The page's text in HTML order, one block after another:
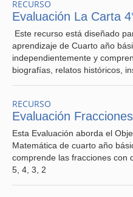
RECURSO
Evaluación La Carta
Este recurso está diseñado
aprendizaje de Cuarto año
independientemente y
biografías, relatos históricos,
RECURSO
Evaluación
Esta Evaluación aborda el
Matemática de cuarto año
comprende las fracciones con
5, 4, 3, 2